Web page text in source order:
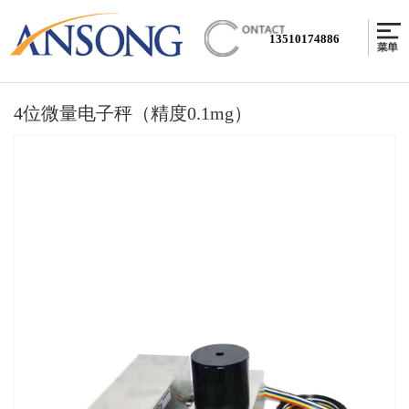
13510174886
4位微量电子秤（精度0.1mg）